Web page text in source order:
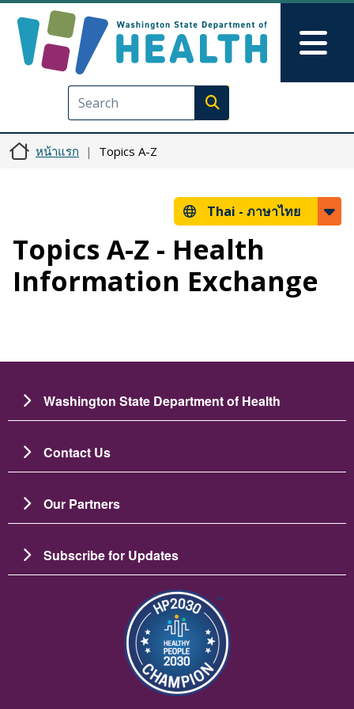
Execute search
หน้าแรก Topics A-Z
Thai - ภาษาไทย
Topics A-Z - Health
Information Exchange
Washington State Department of Health
Contact Us
Our Partners
Subscribe for Updates
Image